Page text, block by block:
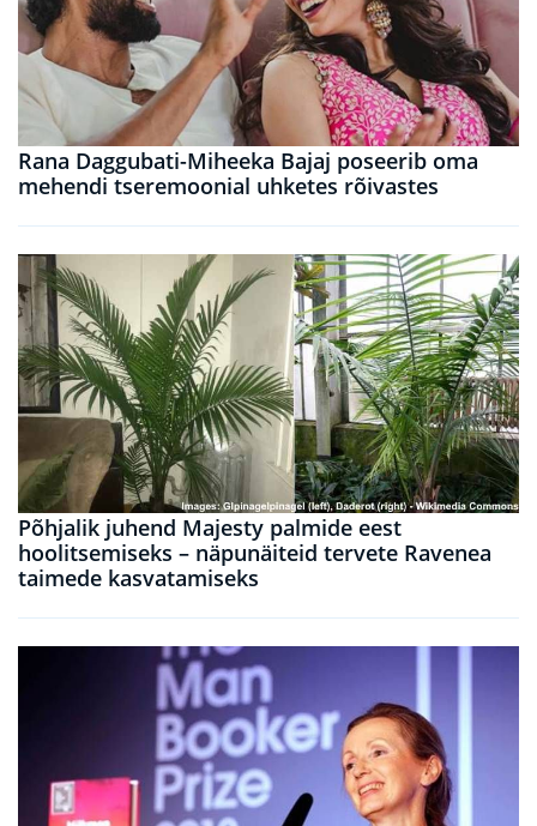
Rana Daggubati-Miheeka Bajaj poseerib oma
mehendi tseremoonial uhketes rõivastes
Põhjalik juhend Majesty palmide eest
hoolitsemiseks – näpunäiteid tervete Ravenea
taimede kasvatamiseks